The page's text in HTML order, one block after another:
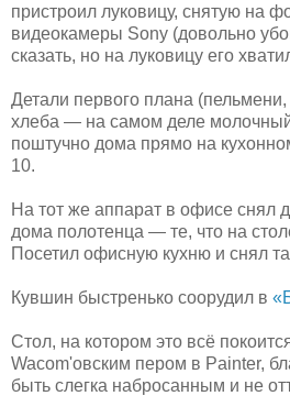
пристроил луковицу, снятую на
видеокамеры Sony (довольно
сказать, но на луковицу его
Детали первого плана
хлеба — на самом деле
поштучно дома прямо на
10.
На тот же аппарат в офисе снял
дома полотенца — те, что на
Посетил офисную кухню и снял
Кувшин быстренько соорудил в
Стол, на котором это всё
Wacom'овским пером в Painter,
быть слегка набросанным и не